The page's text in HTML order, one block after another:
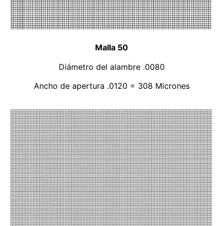
Malla 50
Diámetro del alambre .0080
Ancho de apertura .0120 = 308 Micrones